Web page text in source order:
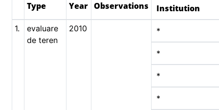
Type Year Observations Institution
1.
evaluare
de teren
2010 *
*
*
*